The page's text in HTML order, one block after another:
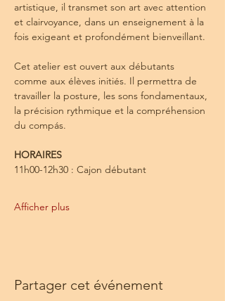
artistique, il transmet son art avec attention
et clairvoyance, dans un enseignement à la
fois exigeant et profondément bienveillant.
Cet atelier est ouvert aux débutants
comme aux élèves initiés. Il permettra de
travailler la posture, les sons fondamentaux,
la précision rythmique et la compréhension
du compás.
HORAIRES
11h00-12h30 : Cajon débutant
Afficher plus
Partager cet événement